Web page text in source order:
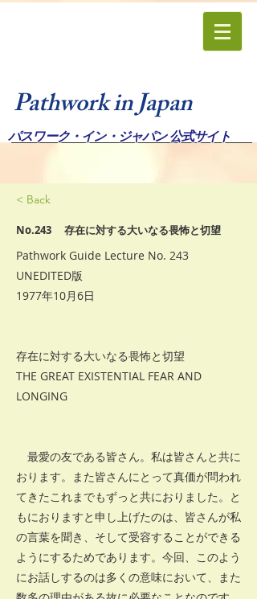
Pathwork in Japan
パスワーク・イン・ジャパン 公式サイト
< Back
No.243 存在に対する大いなる畏怖と切望
Pathwork Guide Lecture No. 243
UNEDITED版
1977年10月6日
存在に対する大いなる畏怖と切望
THE GREAT EXISTENTIAL FEAR AND
LONGING
最愛の友である皆さん。私は皆さんと共に
おります。また皆さんにとって真価が問われ
てきたこれまでもずっと共におりました。と
もにおりますと申し上げたのは、皆さんが私
の言葉を聞き、そして受容することができる
ようにするためであります。今回、このよう
にお話しするのは多くの意味において、また